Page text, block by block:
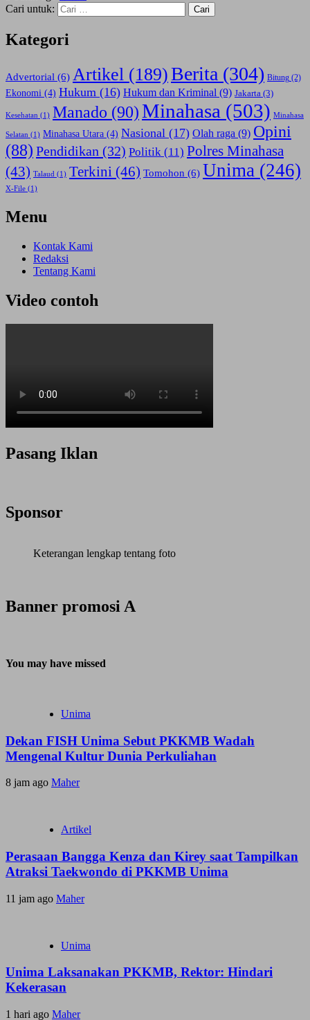
Cari untuk:
Kategori
Advertorial (6) Artikel (189)Berita (304) Bitung (2)
Ekonomi (4) Hukum (16) Hukum dan Kriminal (9) Jakarta (3)
Kesehatan (1) Manado (90) Minahasa (503) Minahasa
Selatan (1) Minahasa Utara (4) Nasional (17) Olah raga (9) Opini
(88) Pendidikan (32) Politik (11) Polres Minahasa
(43) Talaud (1) Terkini (46) Tomohon (6) Unima (246)
X-File (1)
Menu
Kontak Kami
Redaksi
Tentang Kami
Video contoh
Pasang Iklan
Sponsor
Keterangan lengkap tentang foto
Banner promosi A
You may have missed
Unima
Dekan FISH Unima Sebut PKKMB Wadah
Mengenal Kultur Dunia Perkuliahan
8 jam ago Maher
Artikel
Perasaan Bangga Kenza dan Kirey saat Tampilkan
Atraksi Taekwondo di PKKMB Unima
11 jam ago Maher
Unima
Unima Laksanakan PKKMB, Rektor: Hindari
Kekerasan
1 hari ago Maher